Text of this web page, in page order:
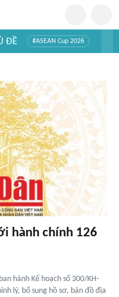
ĐỀ #ASEAN Cup 2026
hành chính 126
hành Kế hoạch số 300/KH-
lý, bổ sung hồ sơ, bản đồ địa